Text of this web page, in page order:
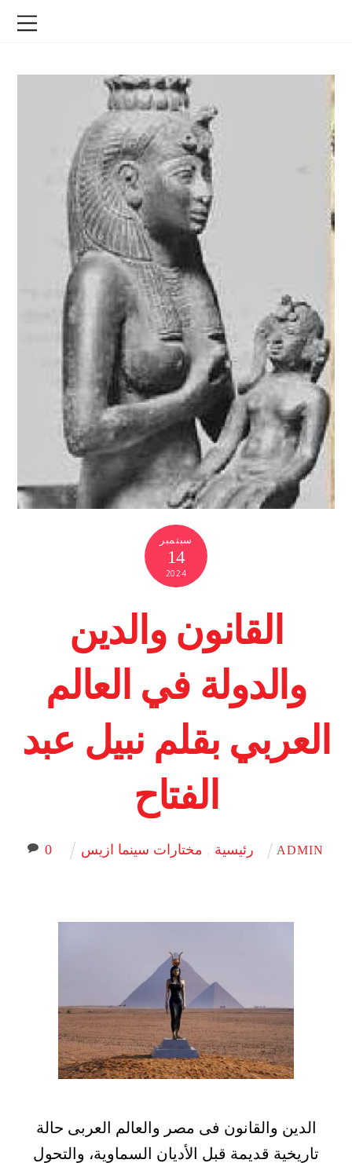
سبتمبر
14
2024
القانون والدين
والدولة في العالم
العربي بقلم نبيل عبد
الفتاح
ADMIN رئيسية مختارات سينما ازيس 0
الدين والقانون فى مصر والعالم العربى حالة
تاريخية قديمة قبل الأديان السماوية، والتحول